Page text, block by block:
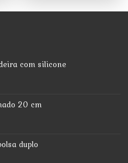
com silicone
20 cm
duplo